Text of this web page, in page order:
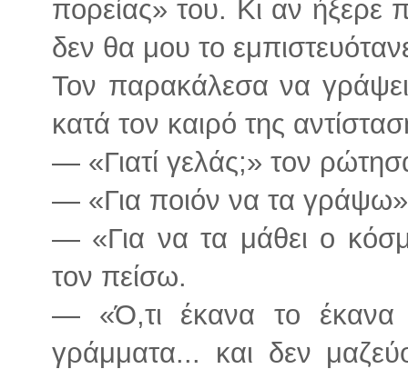
πορείας» του. Κι αν ήξερε
δεν θα μου το
Τον παρακάλεσα να
κατά τον καιρό της
— «Γιατί γελάς;» τον
— «Για ποιόν να τα γράψω»
— «Για να τα μάθει ο
τον πείσω.
— «Ό,τι έκανα το έκανα
γράμματα... και δεν